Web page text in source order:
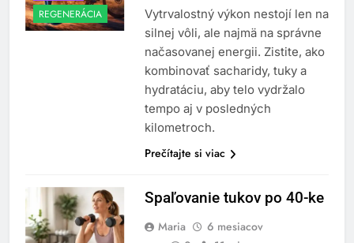
REGENERÁCIA
Vytrvalostný výkon nestojí len na
silnej vôli, ale najmä na správne
načasovanej energii. Zistite, ako
kombinovať sacharidy, tuky a
hydratáciu, aby telo vydržalo
tempo aj v posledných
kilometroch.
Prečítajte si viac
Spaľovanie tukov po 40-ke
Maria
6 mesiacov